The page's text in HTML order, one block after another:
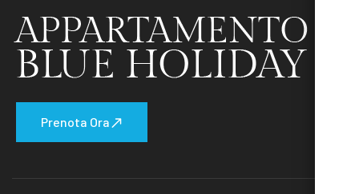
Prenota Ora